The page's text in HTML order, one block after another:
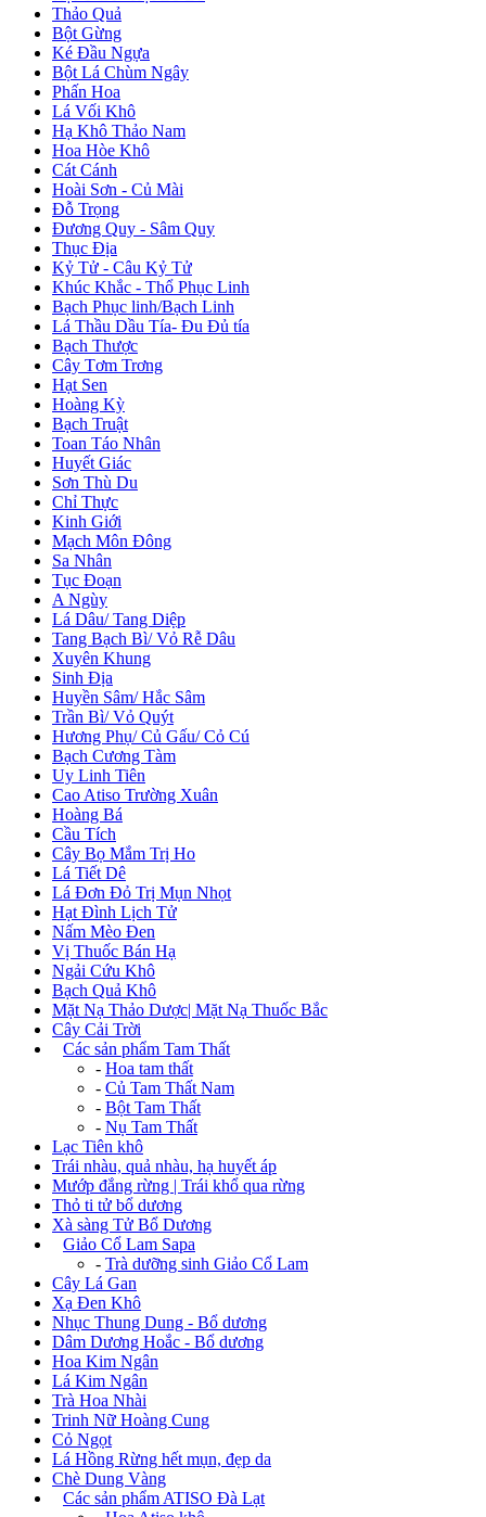
Thảo Quả
Bột Gừng
Ké Đầu Ngựa
Bột Lá Chùm Ngây
Phấn Hoa
Lá Vối Khô
Hạ Khô Thảo Nam
Hoa Hòe Khô
Cát Cánh
Hoài Sơn - Củ Mài
Đỗ Trọng
Đương Quy - Sâm Quy
Thục Địa
Kỷ Tử - Câu Kỷ Tử
Khúc Khắc - Thổ Phục Linh
Bạch Phục linh/Bạch Linh
Lá Thầu Dầu Tía- Đu Đủ tía
Bạch Thược
Cây Tơm Trơng
Hạt Sen
Hoàng Kỳ
Bạch Truật
Toan Táo Nhân
Huyết Giác
Sơn Thù Du
Chỉ Thực
Kinh Giới
Mạch Môn Đông
Sa Nhân
Tục Đoạn
A Ngùy
Lá Dâu/ Tang Diệp
Tang Bạch Bì/ Vỏ Rễ Dâu
Xuyên Khung
Sinh Địa
Huyền Sâm/ Hắc Sâm
Trần Bì/ Vỏ Quýt
Hương Phụ/ Củ Gấu/ Cỏ Cú
Bạch Cương Tàm
Uy Linh Tiên
Cao Atiso Trường Xuân
Hoàng Bá
Cầu Tích
Cây Bọ Mắm Trị Ho
Lá Tiết Dê
Lá Đơn Đỏ Trị Mụn Nhọt
Hạt Đình Lịch Tử
Nấm Mèo Đen
Vị Thuốc Bán Hạ
Ngải Cứu Khô
Bạch Quả Khô
Mặt Nạ Thảo Dược| Mặt Nạ Thuốc Bắc
Cây Cải Trời
Các sản phẩm Tam Thất
- Hoa tam thất
- Củ Tam Thất Nam
- Bột Tam Thất
- Nụ Tam Thất
Lạc Tiên khô
Trái nhàu, quả nhàu, hạ huyết áp
Mướp đắng rừng | Trái khổ qua rừng
Thỏ ti tử bổ dương
Xà sàng Tử Bổ Dương
Giảo Cổ Lam Sapa
- Trà dưỡng sinh Giảo Cổ Lam
Cây Lá Gan
Xạ Đen Khô
Nhục Thung Dung - Bổ dương
Dâm Dương Hoắc - Bổ dương
Hoa Kim Ngân
Lá Kim Ngân
Trà Hoa Nhài
Trinh Nữ Hoàng Cung
Cỏ Ngọt
Lá Hồng Rừng hết mụn, đẹp da
Chè Dung Vàng
Các sản phẩm ATISO Đà Lạt